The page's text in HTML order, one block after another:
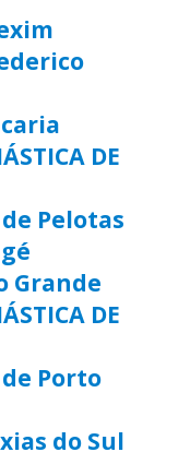
DE
Pelotas
Grande
DE
Porto
do Sul